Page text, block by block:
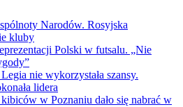
Narodów. Rosyjska
kluby
Polski w futsalu. „Nie
nie wykorzystała szansy.
lidera
w Poznaniu dało się nabrać w